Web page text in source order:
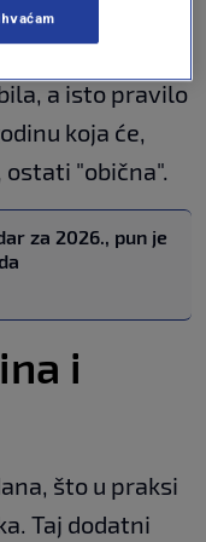
dan u
bila
a isto pravilo
koja će,
"obična".
za 2026., pun je
i
što u praksi
Taj dodatni